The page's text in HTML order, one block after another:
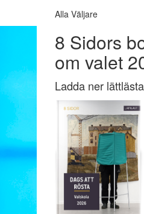
Alla Väljare
8 Sidors
om valet
Ladda ner